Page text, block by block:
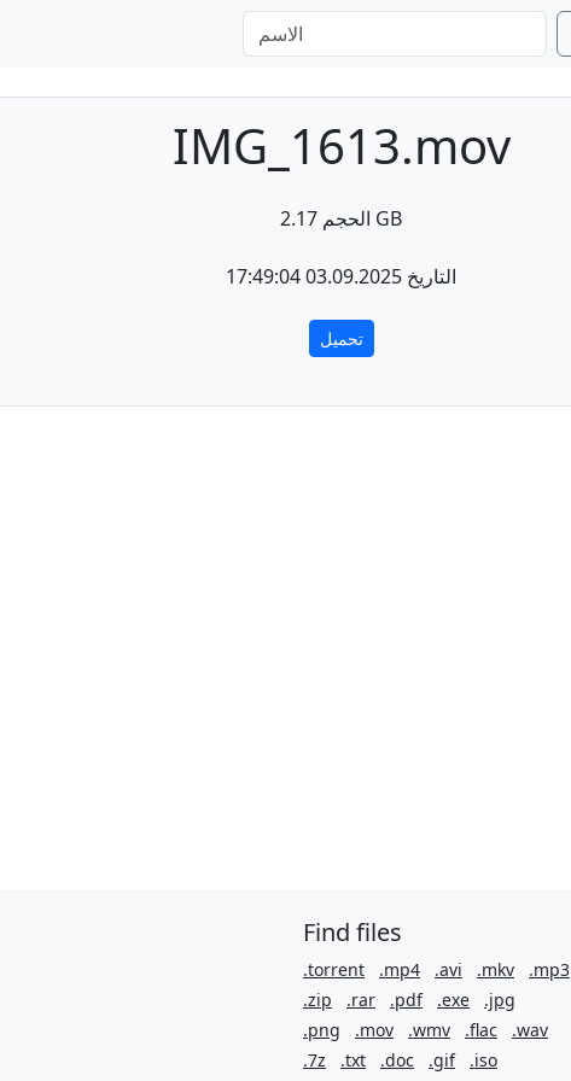
IMG_1613.mov
الحجم 2.17 GB
التاريخ 03.09.2025 17:49:04
تحميل
Find files
.torrent .mp4 .avi .mkv
.mp3
.zip
.rar .pdf .exe
.jpg
.png
.mov .wmv .flac
.wav
.7z
.txt .doc .gif .iso